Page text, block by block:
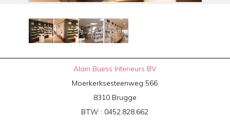
Alain Buess Interieurs BV
Moerkerksesteenweg 566
8310 Brugge
BTW : 0452.828.662